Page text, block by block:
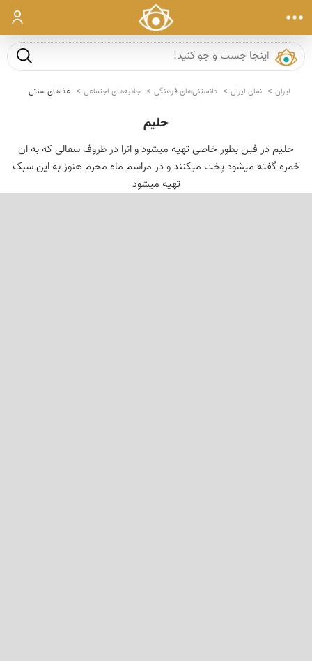
ورود
جست و
ایران نمای ایران دانستنی‌های فرهنگی جاذبه‌های اجتماعی غذاهای سنتی
حلیم
حلیم در فین بطور خاصی تهیه میشود و انرا در ظروف سفالی که به ان
خمره گفته میشود پخت میکنند و در مراسم ماه محرم هنوز به این سبک
تهیه میشود